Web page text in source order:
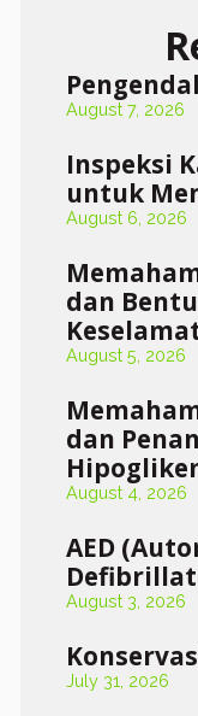
August 7, 2026
Inspeksi
untuk
August 6, 2026
dan
August 5, 2026
dan
August 4, 2026
AED
August 3, 2026
July 31, 2026